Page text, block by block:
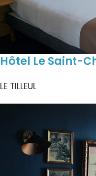
Hôtel Le Saint-
LE TILLEUL